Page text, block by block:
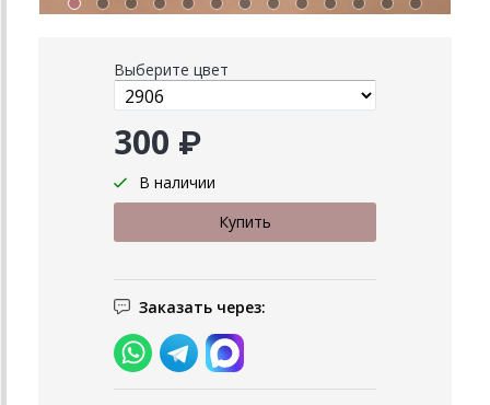
Выберите цвет
300 ₽
В наличии
Заказать через: